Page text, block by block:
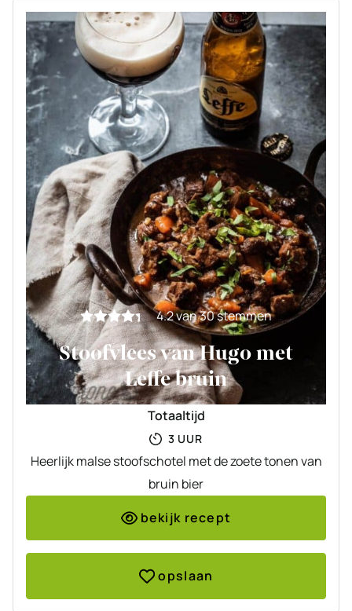
4.2van30stemmen
Stoofvlees van Hugo met
Leffe bruin
Totaaltijd
3 UUR
UUR
Heerlijk malse stoofschotel met de zoete tonen van
bruin bier
bekijk recept
opslaan